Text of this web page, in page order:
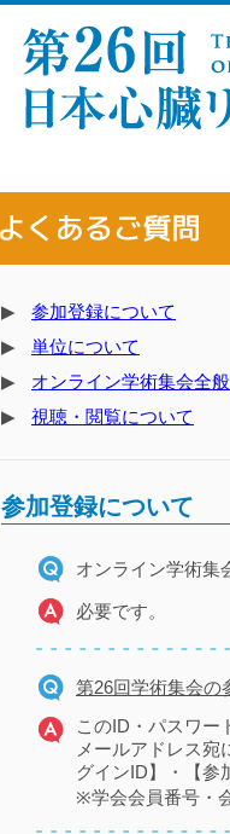
▶
参加登録について
▶
単位について
▶
オンライン学術集会全
▶
視聴・閲覧について
参加登録について
オンライン学術集
必要です。
第26回学術集会の
このID・パスワー
メールアドレス
グインID】・【参
※学会会員番号・